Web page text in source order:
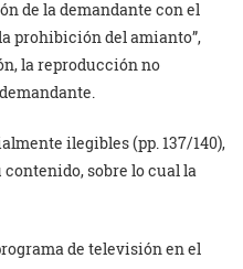
de la demandante con el
prohibición del amianto”,
la reproducción no
ilegibles (pp. 137/140),
sobre lo cual la
de televisión en el